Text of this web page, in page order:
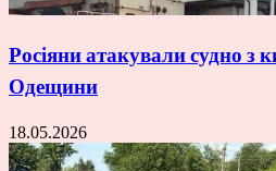
Росіяни атакували судно з
Одещини
18.05.2026